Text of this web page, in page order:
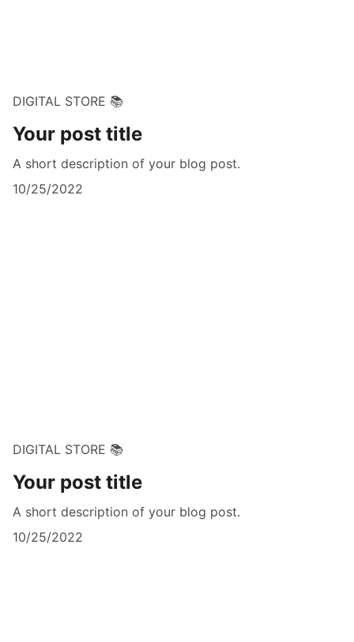
DIGITAL STORE 📚
Your post title
A short description of your blog post.
10/25/2022
DIGITAL STORE 📚
Your post title
A short description of your blog post.
10/25/2022